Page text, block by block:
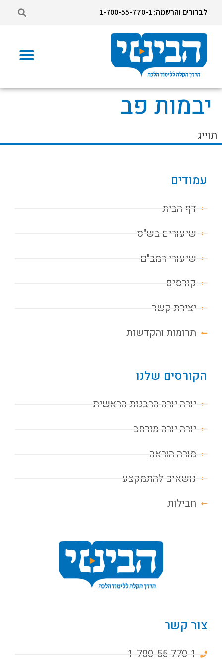
לברורים והרשמה: 1-700-55-770-1
יבמות פב
תוייג
עמודים
דף הבית
שיעורים בש"ס
שיעורי רמב"ם
קורסים
יצירת קשר
תרומות והקדשות
הקורסים שלנו
יורה יורה הרבנות הראשית
יורה יורה מורחב
מורה הוראה
נושאים להתמקצע
חבילות
צור קשר
1-700-55-770-1